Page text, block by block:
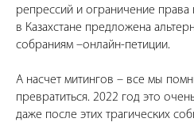
репрессий и ограничение
в Казахстане предложена
собраниям –онлайн-петиции.
А насчет митингов – все мы
превратиться. 2022 год это
даже после этих трагических